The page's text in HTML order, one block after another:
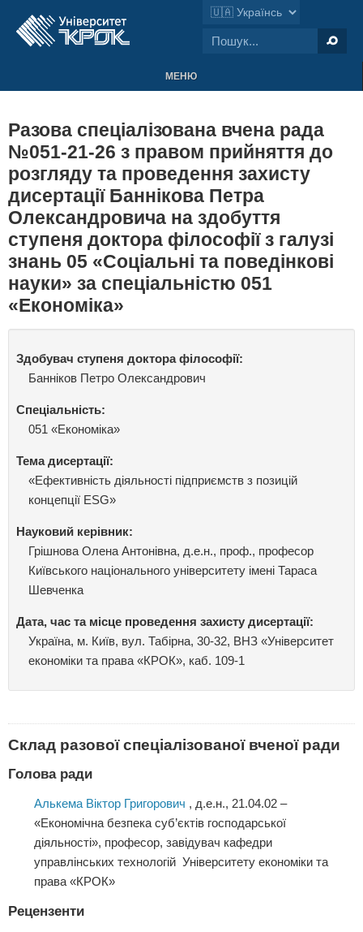
МЕНЮ
Разова спеціалізована вчена рада
№051-21-26 з правом прийняття до
розгляду та проведення захисту
дисертації Баннікова Петра
Олександровича на здобуття
ступеня доктора філософії з галузі
знань 05 «Соціальні та поведінкові
науки» за спеціальністю 051
«Економіка»
Здобувач ступеня доктора філософії:
Банніков Петро Олександрович
Спеціальність:
051 «Економіка»
Тема дисертації:
«Ефективність діяльності підприємств з позицій
концепції ESG»
Науковий керівник:
Грішнова Олена Антонівна, д.е.н., проф., професор
Київського національного університету імені Тараса
Шевченка
Дата, час та місце проведення захисту дисертації:
Україна, м. Київ, вул. Табірна, 30-32, ВНЗ «Університет
економіки та права «КРОК», каб. 109-1
Склад разової спеціалізованої вченої ради
Голова ради
Алькема Віктор Григорович , д.е.н., 21.04.02 –
«Економічна безпека суб’єктів господарської
діяльності», професор, завідувач кафедри
управлінських технологій Університету економіки та
права «КРОК»
Рецензенти